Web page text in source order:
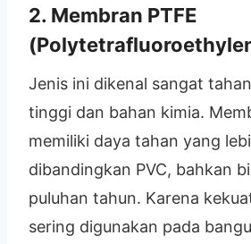
2. Membran PTFE
Jenis ini dikenal sangat
tinggi dan bahan kimia.
memiliki daya tahan yang
dibandingkan PVC, bahkan
puluhan tahun. Karena
sering digunakan pada